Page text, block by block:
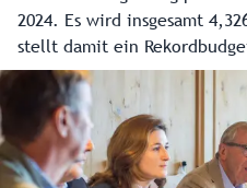
2024. Es wird insgesamt
stellt damit ein
die Konjunktur eintrübt und
Auswirkungen der Inflation
und die Folgen der
Salzburger abgemildert.
einer Neuverschuldung von